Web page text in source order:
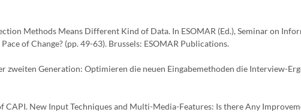
Methods Means Different Kind of Data. In ESOMAR (Ed.), Seminar on
of Change? (pp. 49-63). Brussels: ESOMAR Publications.
zweiten Generation: Optimieren die neuen Eingabemethoden die Interview-
CAPI. New Input Techniques and Multi-Media-Features: Is there Any